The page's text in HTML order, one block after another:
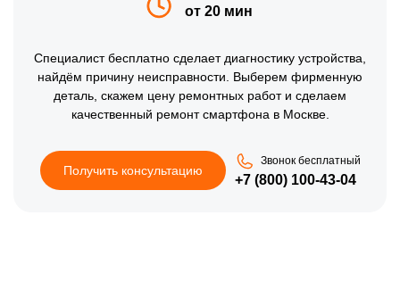
от 20 мин
Специалист бесплатно сделает диагностику устройства,
найдём причину неисправности. Выберем фирменную
деталь, скажем цену ремонтных работ и сделаем
качественный ремонт смартфона в Москве.
Получить консультацию
Звонок бесплатный
+7 (800) 100-43-04